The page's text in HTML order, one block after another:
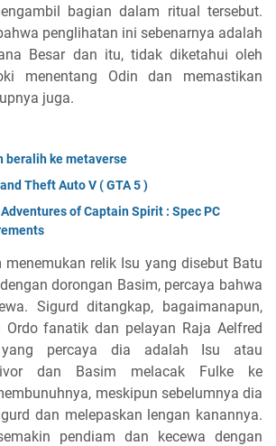
bagian dalam ritual tersebut.
penglihatan ini sebenarnya adalah
Besar dan itu, tidak diketahui oleh
menentang Odin dan memastikan
juga.
beralih ke metaverse
Theft Auto V ( GTA 5 )
of Captain Spirit : Spec PC
relik Isu yang disebut Batu
dorongan Basim, percaya bahwa
Sigurd ditangkap, bagaimanapun,
Ordo fanatik dan pelayan Raja Aelfred
percaya dia adalah Isu atau
dan Basim melacak Fulke ke
meskipun sebelumnya dia
dan melepaskan lengan kanannya.
pendiam dan kecewa dengan